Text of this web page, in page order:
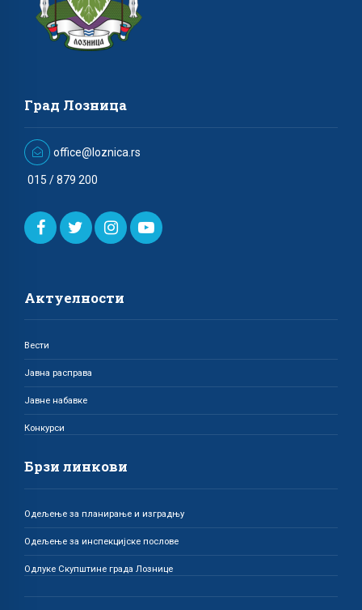
Град Лозница
office@loznica.rs
015 / 879 200
Актуелности
Вести
Јавна расправа
Јавне набавке
Конкурси
Брзи линкови
Одељење за планирање и изградњу
Одељење за инспекцијске послове
Одлуке Скупштине града Лознице